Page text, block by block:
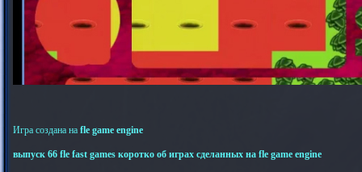
Игра создана на fle game engine
выпуск 66 fle fast games коротко об играх сделанных на fle game engine